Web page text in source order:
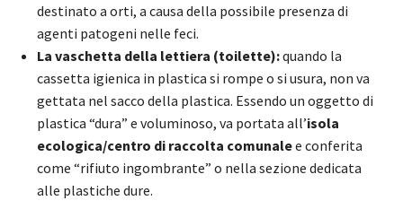
destinato a orti, a causa della possibile presenza di
agenti patogeni nelle feci.
La vaschetta della lettiera (toilette):quando la
cassetta igienica in plastica si rompe o si usura, non va
gettata nel sacco della plastica. Essendo un oggetto di
plastica “dura” e voluminoso, va portata all’isola
ecologica/centro di raccolta comunalee conferita
come “rifiuto ingombrante” o nella sezione dedicata
alle plastiche dure.